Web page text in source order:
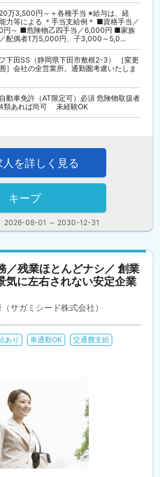
万3,500円～＋各種手当 ※給与は、経
力等による ＊手当支給例＊ ■資格手当／
円～ ■危険物乙四手当／6,000円 ■家族
配偶者1万5,000円、子3,000～5,0...
下田SS（静岡県下田市敷根2-3） ［変更
］会社の全営業所。通勤圏考慮いたしま
動車免許（AT限定可）必須 危険物取扱者
類あれば尚可 未経験OK
2026-08-01 ～ 2030-12-31
人を詳しく見る
キープ
／残業ほとんどナシ／ 創業
気に左右されない安定企業
サガミシード株式会社）
あり 車通勤OK
交通費支給